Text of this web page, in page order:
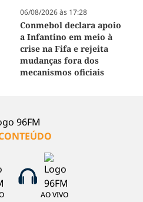
06/08/2026 às 17:28
Conmebol declara apoio
a Infantino em meio à
crise na Fifa e rejeita
mudanças fora dos
mecanismos oficiais
AO VIVO